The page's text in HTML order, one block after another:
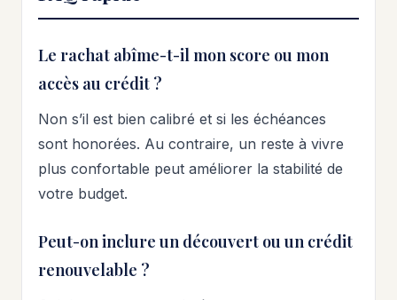
Le rachat abîme-t-il mon score ou mon
accès au crédit ?
Non s’il est bien calibré et si les échéances
sont honorées. Au contraire, un reste à vivre
plus confortable peut améliorer la stabilité de
votre budget.
Peut-on inclure un découvert ou un crédit
renouvelable ?